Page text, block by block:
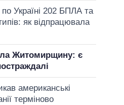
Україні 202 БПЛА та
як відпрацювала
Житомирщину: є
американські
терміново